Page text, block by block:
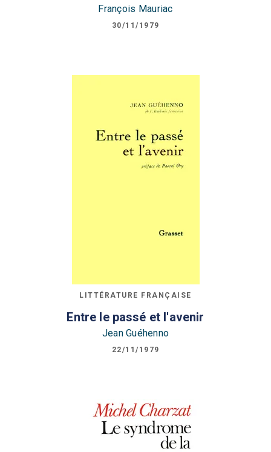
François Mauriac
30/11/1979
LITTÉRATURE FRANÇAISE
Entre le passé et l'avenir
Jean Guéhenno
22/11/1979